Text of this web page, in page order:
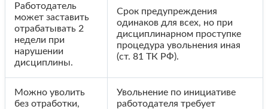
Работодатель
может заставить
отрабатывать 2
недели при
нарушении
дисциплины.
Срок предупреждения
одинаков для всех, но при
дисциплинарном проступке
процедура увольнения иная
(ст. 81 ТК РФ).
Можно уволить
без отработки,
Увольнение по инициативе
работодателя требует